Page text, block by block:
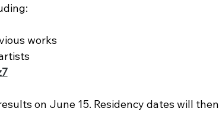
works
on June 15. Residency dates will then